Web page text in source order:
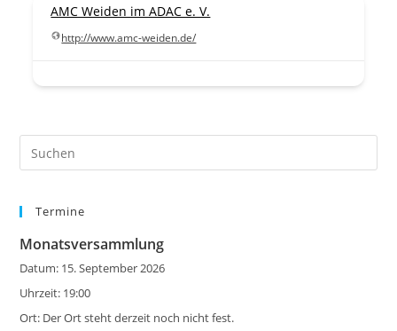
AMC Weiden im ADAC e. V.
http://www.amc-weiden.de/
Termine
Monatsversammlung
Datum: 15. September 2026
Uhrzeit: 19:00
Ort: Der Ort steht derzeit noch nicht fest.